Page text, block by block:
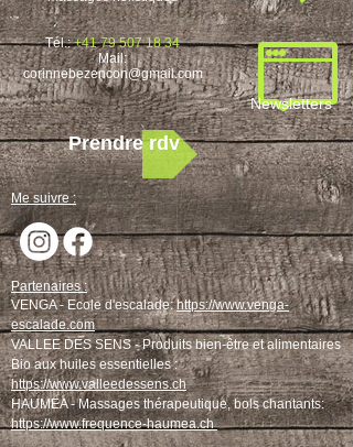
Tél.:+41 79 507 18 34
Mail:
corinnebezencon@gmail.com
Newsletters
Prendre rdv
Me suivre :
Partenaires :
VENGA - Ecole d'escalade:https://www.venga-
escalade.com
VALLEE DES SENS -Produits bien-être et alimentaires
Bio aux huiles essentielles :
https://www.valleedessens.ch
HAUMEA - Massages thérapeutique, bols chantants:
https://www.frequence-haumea.ch